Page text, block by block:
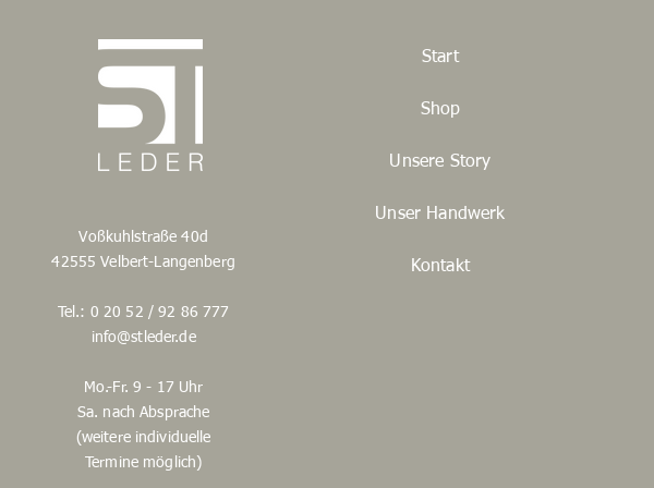
Voßkuhlstraße 40d
42555 Velbert-Langenberg
Tel.: 0 20 52 / 92 86 777
info@stleder.de
Mo.-Fr. 9 - 17 Uhr
Sa. nach Absprache
(weitere individuelle
Termine möglich)
Start
Shop
Unsere Story
Unser Handwerk
Kontakt